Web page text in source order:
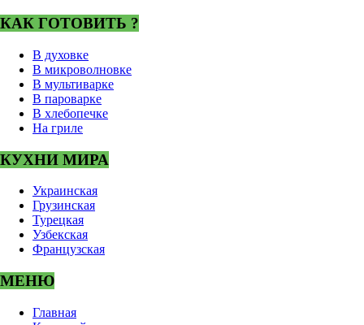
КАК ГОТОВИТЬ ?
В духовке
В микроволновке
В мультиварке
В пароварке
В хлебопечке
На гриле
КУХНИ МИРА
Украинская
Грузинская
Турецкая
Узбекская
Французская
МЕНЮ
Главная